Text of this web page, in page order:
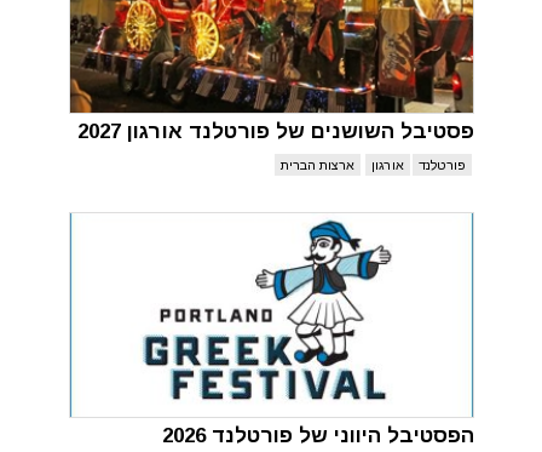
פסטיבל השושנים של פורטלנד אורגון 2027
פורטלנד אורגון ארצות הברית
הפסטיבל היווני של פורטלנד 2026